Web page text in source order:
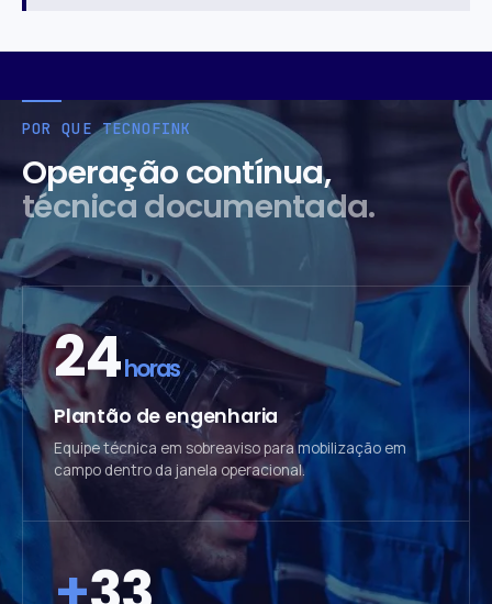
POR QUE TECNOFINK
Operação contínua,
técnica documentada.
24horas
Plantão de engenharia
Equipe técnica em sobreaviso para mobilização em
campo dentro da janela operacional.